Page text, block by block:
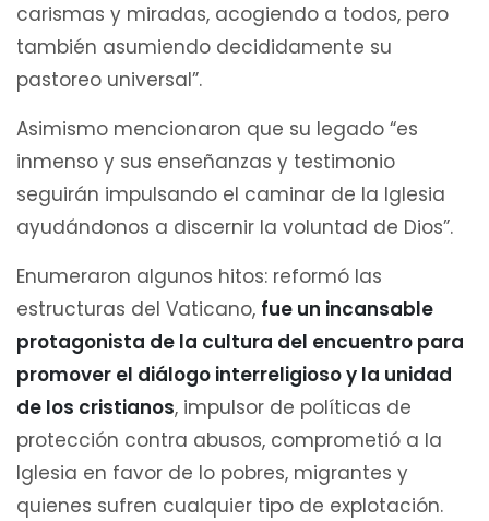
carismas y miradas, acogiendo a todos, pero
también asumiendo decididamente su
pastoreo universal”.
Asimismo mencionaron que su legado “es
inmenso y sus enseñanzas y testimonio
seguirán impulsando el caminar de la Iglesia
ayudándonos a discernir la voluntad de Dios”.
Enumeraron algunos hitos: reformó las
estructuras del Vaticano, fue un incansable
protagonista de la cultura del encuentro para
promover el diálogo interreligioso y la unidad
de los cristianos, impulsor de políticas de
protección contra abusos, comprometió a la
Iglesia en favor de lo pobres, migrantes y
quienes sufren cualquier tipo de explotación.